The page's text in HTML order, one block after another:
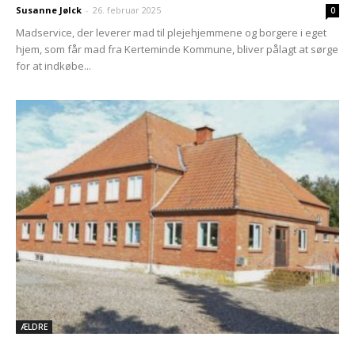
Susanne Jølck - 26. februar 2025 0
Madservice, der leverer mad til plejehjemmene og borgere i eget
hjem, som får mad fra Kerteminde Kommune, bliver pålagt at sørge
for at indkøbe...
ÆLDRE